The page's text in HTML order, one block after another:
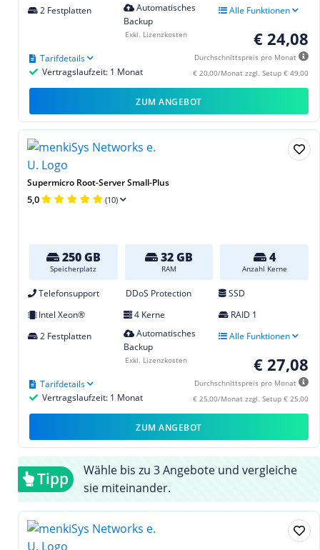
2 Festplatten
Automatisches
Backup
Alle Funktionen
€ 24,08
Durchschnittspreis pro Monat
€ 20,00/Monat zzgl. Setup € 49,00
Vertragslaufzeit: 1 Monat
Tarifdetails
Exkl. Lizenzkosten
ZUM ANGEBOT
Supermicro Root-Server Small-Plus
5,0 (10)
250 GB
Speicherplatz
32 GB
RAM
4
Anzahl Kerne
Telefonsupport DDoS Protection
SSD
Intel Xeon®
4 Kerne
RAID 1
2 Festplatten
Automatisches
Backup
Alle Funktionen
€ 27,08
Durchschnittspreis pro Monat
€ 25,00/Monat zzgl. Setup € 25,00
Vertragslaufzeit: 1 Monat
Tarifdetails
Exkl. Lizenzkosten
ZUM ANGEBOT
Tipp
Wähle bis zu 3 Angebote und vergleiche
sie miteinander.